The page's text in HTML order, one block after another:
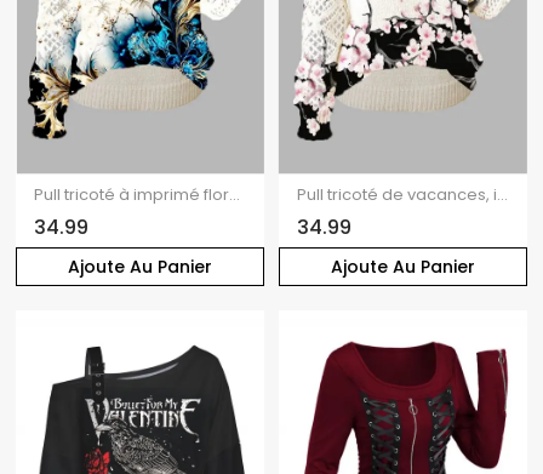
Ajoute Au Panier
Pull tricoté à imprimé floral colorblock, col en V ajouré
34.99
Ajoute Au Panier
Pull tricoté de vacances, imprimé fleur de pêcher, col en V ajouré
34.99